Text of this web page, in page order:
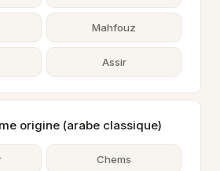
Mahfouz
Assir
origine (arabe classique)
Chems